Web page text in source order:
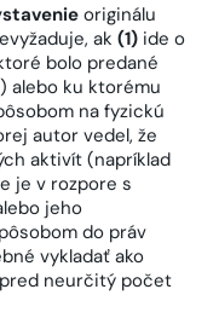
originálu
ak (1) ide o
bolo predané
) alebo ku ktorému
na fyzickú
autor vedel, že
aktivít (napríklad
je v rozpore s
jeho
do práv
vykladať ako
neurčitý počet